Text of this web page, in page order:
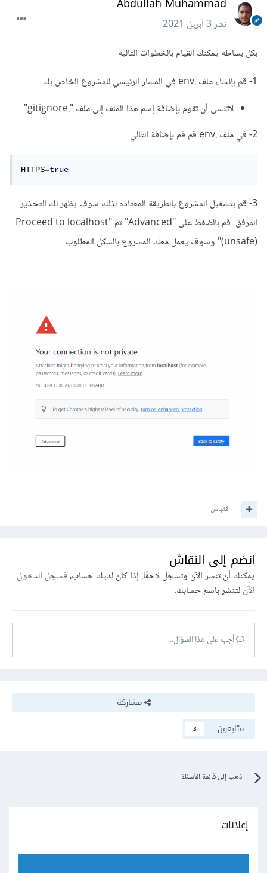
نشر3 أبريل 2021
بكل بساطه يمكنك القيام بالخطوات التاليه
1- قم بإنشاء ملف .env في المسار الرئيسي للمشروع الخاص بك
لاتنسى أن تقوم بإضافة إسم هذا الملف إلى ملف ".gitignore"
2- في ملف .env قم قم بإضافة التالي
HTTPS=true
3- قم بتشغيل المشروع بالطريقة المعتاده لذلك سوف يظهر لك التحذير
المرفق قم بالضغط على "Advanced" ثم "Proceed to localhost
(unsafe)" وسوف يعمل معك المشروع بالشكل المطلوب
اقتباس
انضم إلى النقاش
يمكنك أن تنشر الآن وتسجل لاحقًا. إذا كان لديك حساب،فسجل الدخول
الآنلتنشر باسم حسابك.
أجب على هذا السؤال...
مشاركة
متابعون
3
اذهب إلى قائمة الأسئلة
إعلانات